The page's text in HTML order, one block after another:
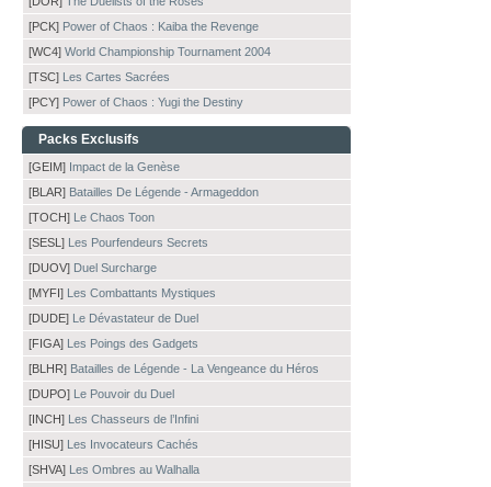
[PCK] Power of Chaos : Kaiba the Revenge
[WC4] World Championship Tournament 2004
[TSC] Les Cartes Sacrées
[PCY] Power of Chaos : Yugi the Destiny
Packs Exclusifs
[GEIM] Impact de la Genèse
[BLAR] Batailles De Légende - Armageddon
[TOCH] Le Chaos Toon
[SESL] Les Pourfendeurs Secrets
[DUOV] Duel Surcharge
[MYFI] Les Combattants Mystiques
[DUDE] Le Dévastateur de Duel
[FIGA] Les Poings des Gadgets
[BLHR] Batailles de Légende - La Vengeance du Héros
[DUPO] Le Pouvoir du Duel
[INCH] Les Chasseurs de l’Infini
[HISU] Les Invocateurs Cachés
[SHVA] Les Ombres au Walhalla